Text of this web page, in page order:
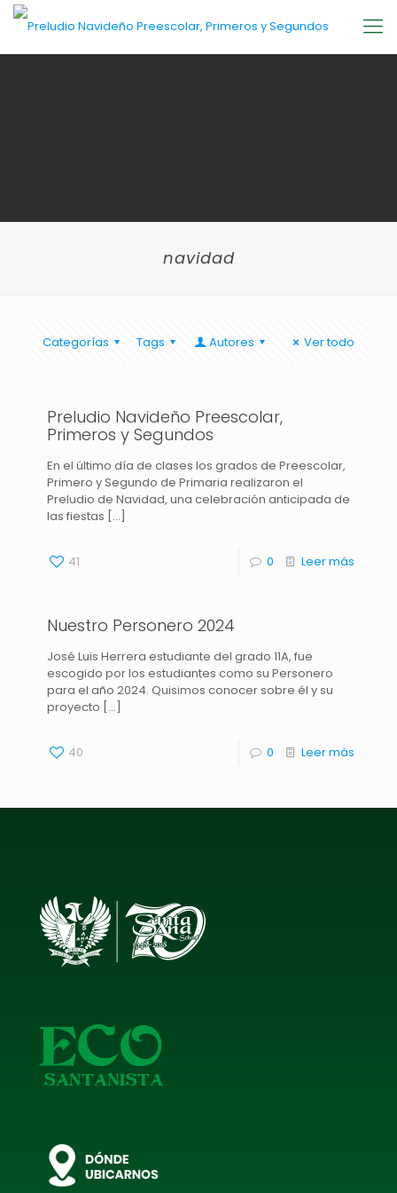
navidad
Categorías Tags Autores Ver todo
Preludio Navideño Preescolar,
Primeros y Segundos
En el último día de clases los grados de Preescolar,
Primero y Segundo de Primaria realizaron el
Preludio de Navidad, una celebración anticipada de
las fiestas […]
41 0 Leer más
Nuestro Personero 2024
José Luis Herrera estudiante del grado 11A, fue
escogido por los estudiantes como su Personero
para el año 2024. Quisimos conocer sobre él y su
proyecto […]
40 0 Leer más